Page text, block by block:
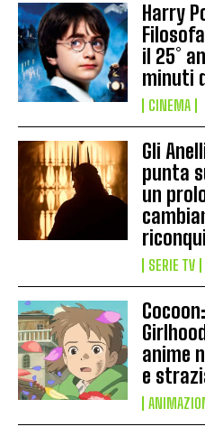
Harry
il 25°
minuti
CINEMA
Gli
punta
un
SERIE TV
anime
e